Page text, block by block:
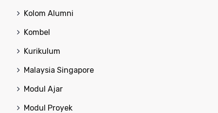
Kolom Alumni
Kombel
Kurikulum
Malaysia Singapore
Modul Ajar
Modul Proyek